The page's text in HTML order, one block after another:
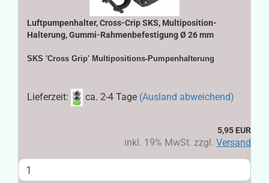
Luftpumpenhalter, Cross-Crip SKS, Multiposition-
Halterung, Gummi-Rahmenbefestigung Ø 26 mm
SKS 'Cross Grip' Multipositions-Pumpenhalterung
Lieferzeit: ca. 2-4 Tage (Ausland abweichend)
5,95 EUR
inkl. 19% MwSt. zzgl. Versand